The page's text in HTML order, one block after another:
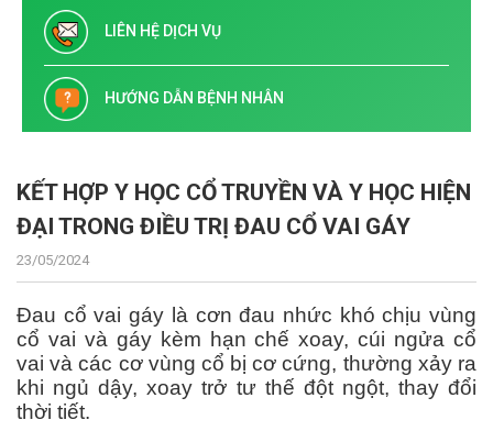
LIÊN HỆ DỊCH VỤ
HƯỚNG DẪN BỆNH NHÂN
KẾT HỢP Y HỌC CỔ TRUYỀN VÀ Y HỌC HIỆN
ĐẠI TRONG ĐIỀU TRỊ ĐAU CỔ VAI GÁY
23/05/2024
Đau cổ vai gáy là cơn đau nhức khó chịu vùng
cổ vai và gáy kèm hạn chế xoay, cúi ngửa cổ
vai và các cơ vùng cổ bị cơ cứng, thường xảy ra
khi ngủ dậy, xoay trở tư thế đột ngột, thay đổi
thời tiết.